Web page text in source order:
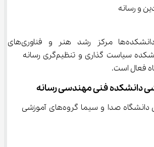
و رسانه
علاوه بر این دانشکده‌ها مرکز رشد هنر و فناوری‌های
رسانه‌ای و پژوهشکده سیاست گذاری و تنظیم‌گری رسانه
فعال است.
در دانشکده فنی دانشگاه صدا و سیما گروه‌های آموزشی